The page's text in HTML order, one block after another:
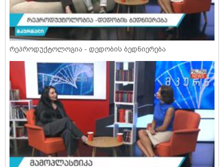
რეპროდუქტოლოგია - დედობის ბედნიერება